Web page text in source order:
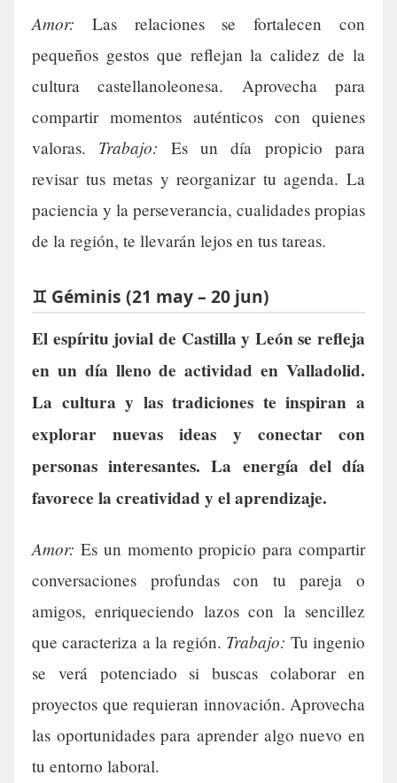
Amor: Las relaciones se fortalecen con
pequeños gestos que reflejan la calidez de la
cultura castellanoleonesa. Aprovecha para
compartir momentos auténticos con quienes
valoras. Trabajo: Es un día propicio para
revisar tus metas y reorganizar tu agenda. La
paciencia y la perseverancia, cualidades propias
de la región, te llevarán lejos en tus tareas.
♊ Géminis (21 may – 20 jun)
El espíritu jovial de Castilla y León se refleja
en un día lleno de actividad en Valladolid.
La cultura y las tradiciones te inspiran a
explorar nuevas ideas y conectar con
personas interesantes. La energía del día
favorece la creatividad y el aprendizaje.
Amor: Es un momento propicio para compartir
conversaciones profundas con tu pareja o
amigos, enriqueciendo lazos con la sencillez
que caracteriza a la región. Trabajo: Tu ingenio
se verá potenciado si buscas colaborar en
proyectos que requieran innovación. Aprovecha
las oportunidades para aprender algo nuevo en
tu entorno laboral.